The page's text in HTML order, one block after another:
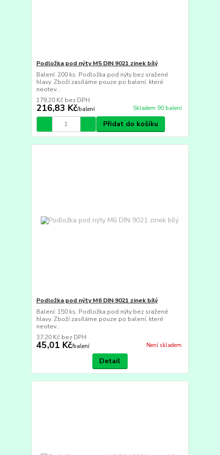
Podložka pod nýty M5 DIN 9021 zinek bílý
Balení: 200 ks. Podložka pod nýty bez sražené
hlavy. Zboží zasíláme pouze po balení, které
neotev...
216,83 Kč/balení
179,20 Kč bez DPH
Skladem 90 balení
Přidat do košíku
Podložka pod nýty M6 DIN 9021 zinek bílý
Balení: 150 ks. Podložka pod nýty bez sražené
hlavy. Zboží zasíláme pouze po balení, které
neotev...
45,01 Kč/balení
37,20 Kč bez DPH
Není skladem
Detail